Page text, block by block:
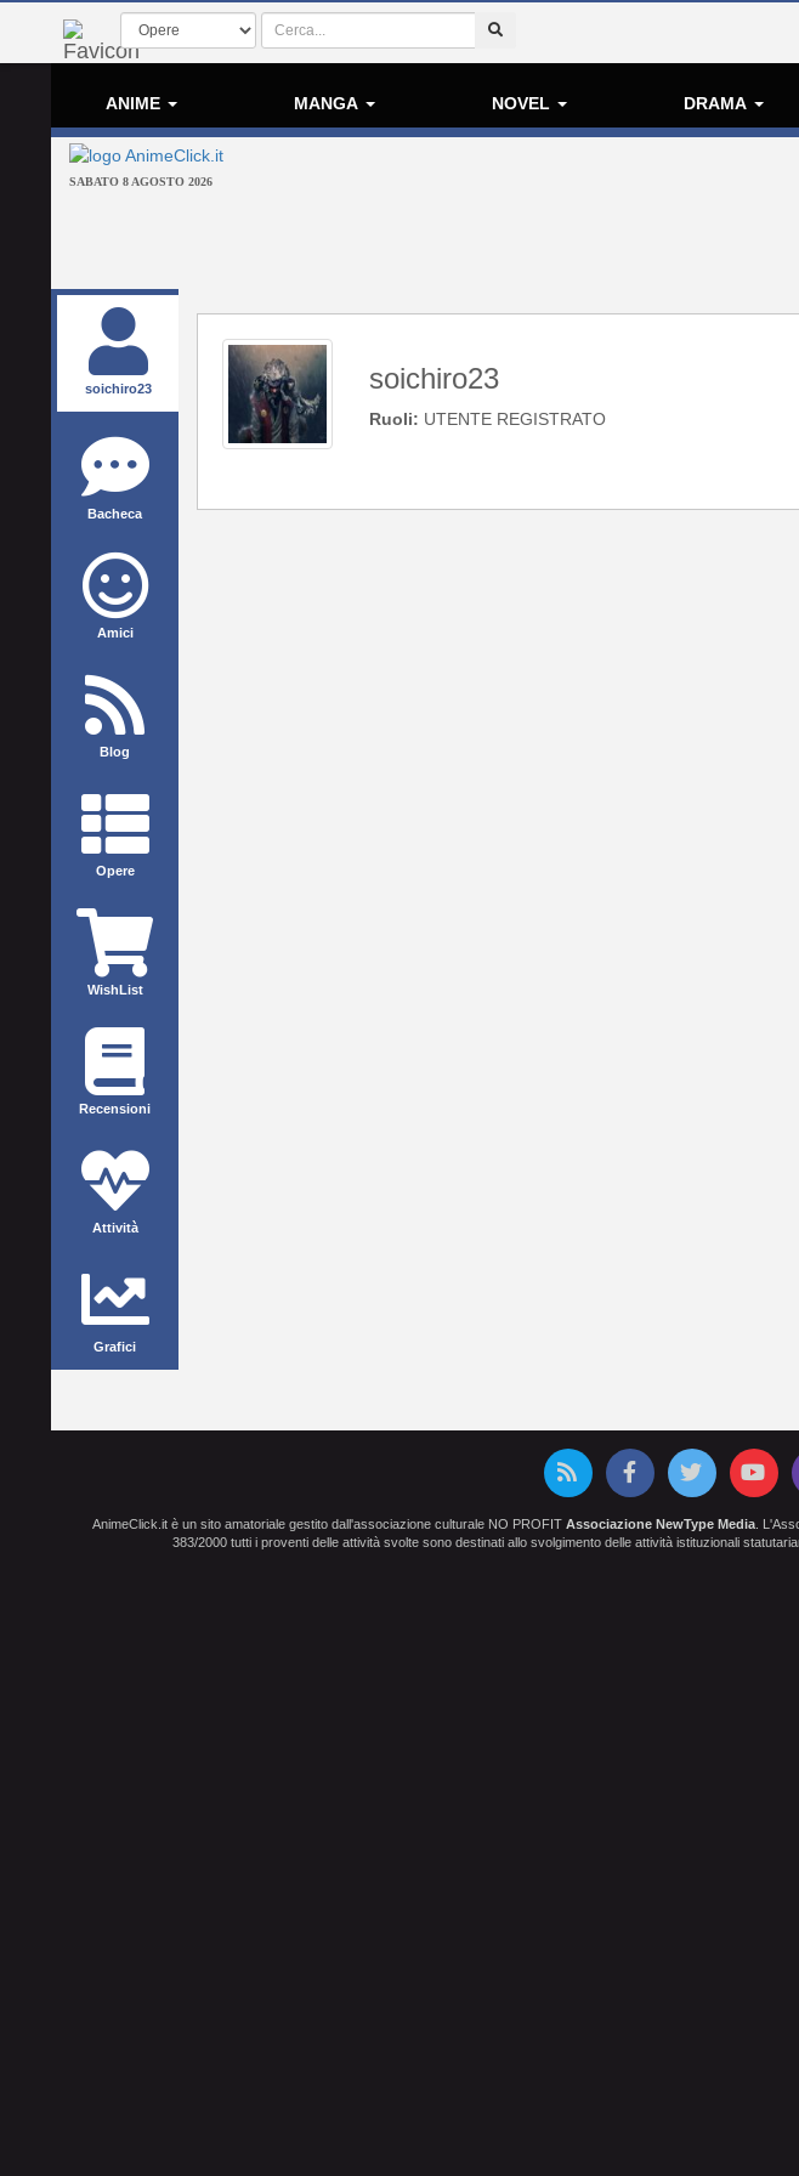
ANIME MANGA NOVEL DRAMA
SABATO 8 AGOSTO 2026
soichiro23
Bacheca
Amici
Blog
Opere
WishList
Recensioni
Attività
Grafici
soichiro23
Ruoli: UTENTE REGISTRATO
AnimeClick.it è un sito amatoriale gestito dall'associazione culturale NO PROFIT Associazione NewType Media.
383/2000 tutti i proventi delle attività svolte sono destinati allo svolgimento delle attività istituzionali